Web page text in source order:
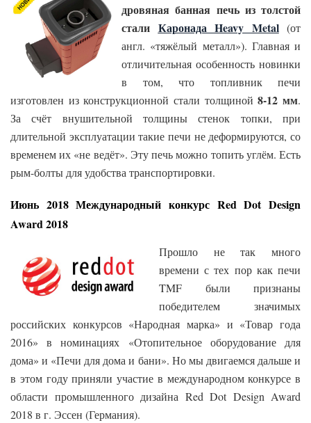
дровяная банная печь из толстой
стали Каронада Heavy Metal(от
англ. «тяжёлый металл»). Главная и
отличительная особенность новинки
в том, что топливник печи
изготовлен из конструкционной стали толщиной8-12 мм.
За счёт внушительной толщины стенок топки, при
длительной эксплуатации такие печи не деформируются, со
временем их «не ведёт». Эту печь можно топить углём. Есть
рым-болты для удобства транспортировки.
Июнь 2018 Международный конкурс Red Dot Design
Award 2018
Прошло не так много
времени с тех пор как печи
TMF были признаны
победителем значимых
российских конкурсов «Народная марка» и «Товар года
2016» в номинациях «Отопительное оборудование для
дома» и «Печи для дома и бани». Но мы двигаемся дальше и
в этом году приняли участие в международном конкурсе в
области промышленного дизайна Red Dot Design Award
2018 в г. Эссен (Германия).